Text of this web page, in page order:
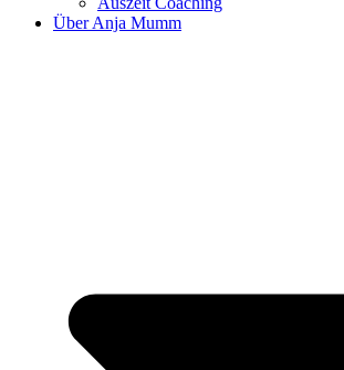
Über Anja Mumm